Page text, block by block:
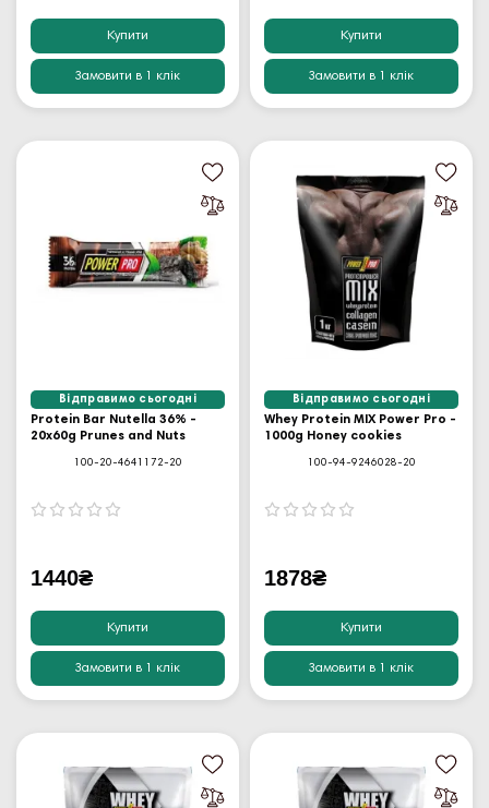
Купити
Замовити в 1 клік
Купити
Замовити в 1 клік
Відправимо сьогодні
Protein Bar Nutella 36% -
20x60g Prunes and Nuts
100-20-4641172-20
1440₴
Купити
Замовити в 1 клік
Відправимо сьогодні
Whey Protein MIX Power Pro -
1000g Honey cookies
100-94-9246028-20
1878₴
Купити
Замовити в 1 клік